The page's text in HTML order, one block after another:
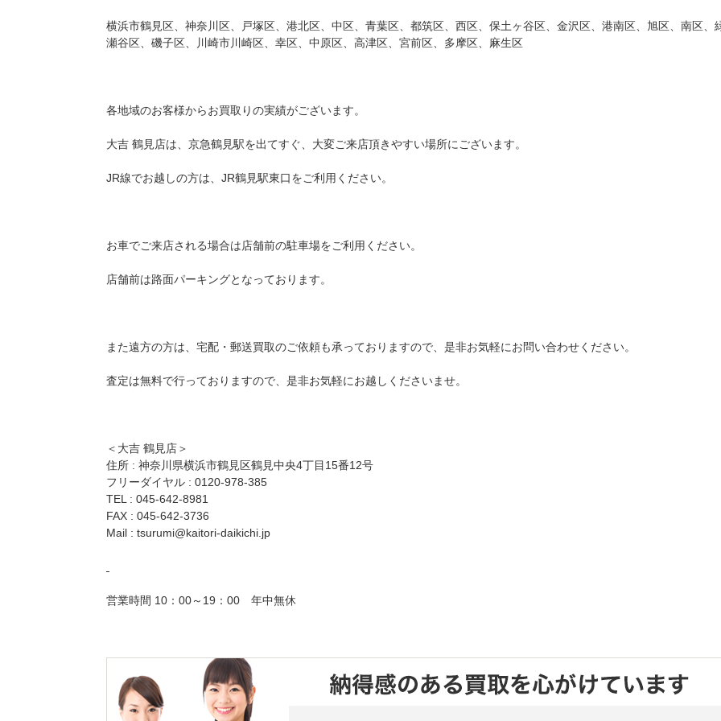
横浜市鶴見区、神奈川区、戸塚区、港北区、中区、青葉区、都筑区、西区、保土ヶ谷区、金沢区、港南区、旭区、南区、
瀬谷区、磯子区、川崎市川崎区、幸区、中原区、高津区、宮前区、多摩区、麻生区
各地域のお客様からお買取りの実績がございます。
大吉 鶴見店は、京急鶴見駅を出てすぐ、大変ご来店頂きやすい場所にございます。
JR線でお越しの方は、JR鶴見駅東口をご利用ください。
お車でご来店される場合は店舗前の駐車場をご利用ください。
店舗前は路面パーキングとなっております。
また遠方の方は、宅配・郵送買取のご依頼も承っておりますので、是非お気軽にお問い合わせください。
査定は無料で行っておりますので、是非お気軽にお越しくださいませ。
＜大吉 鶴見店＞
住所 : 神奈川県横浜市鶴見区鶴見中央4丁目15番12号
フリーダイヤル : 0120-978-385
TEL : 045-642-8981
FAX : 045-642-3736
Mail : tsurumi@kaitori-daikichi.jp
営業時間 10：00～19：00 年中無休